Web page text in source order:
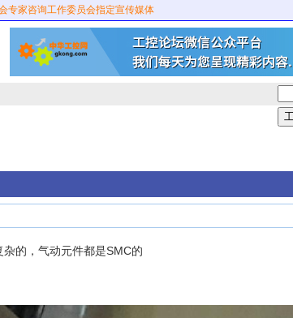
专家咨询工作委员会指定宣传媒体
的，气动元件都是SMC的